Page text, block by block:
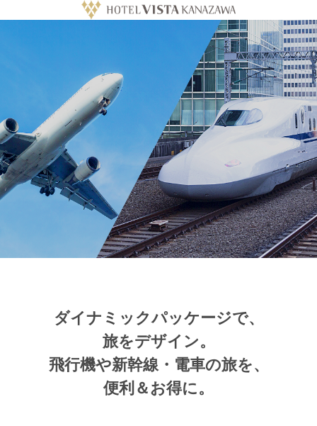
ダイナミックパッケージで、
旅をデザイン。
飛行機や新幹線・電車の旅を、
便利＆お得に。